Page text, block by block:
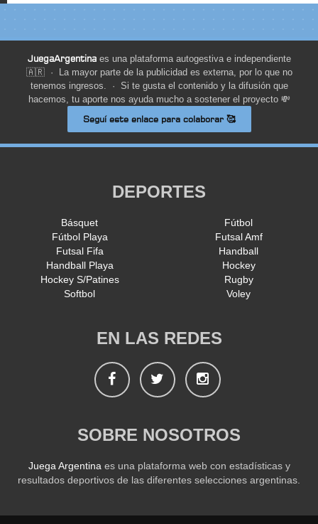
JuegaArgentinaes una plataforma autogestiva e independiente
🇦🇷 · La mayor parte de la publicidad es externa, por lo que no
tenemos ingresos. · Si te gusta el contenido y la difusión que
hacemos, tu aporte nos ayuda mucho a sostener el proyecto 💸
Seguí este enlace para colaborar 🥰
DEPORTES
Básquet
Fútbol
Fútbol Playa
Futsal Amf
Futsal Fifa
Handball
Handball Playa
Hockey
Hockey S/Patines
Rugby
Softbol
Voley
EN LAS REDES
FacebookTwitter Instagram
SOBRE NOSOTROS
Juega Argentina es una plataforma web con estadísticas y
resultados deportivos de las diferentes selecciones argentinas.